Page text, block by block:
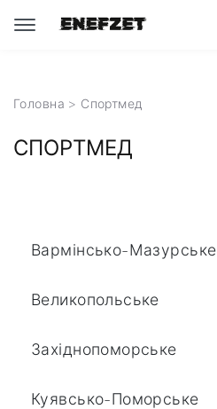
Головна > Спортмед
СПОРТМЕД
Вармінсько-Мазурське
Великопольське
Західнопоморське
Куявсько-Поморське